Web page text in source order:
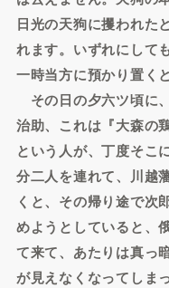
日光の天狗に攫われた
れます。いずれにして
一時当方に預かり置く
その日の夕六ツ頃に
治助、これは『大森の
という人が、丁度そこ
分二人を連れて、川越
くと、その帰り途で次
めようとしていると、
て来て、あたりは真っ
が見えなくなってしま